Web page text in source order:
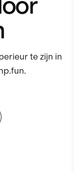
te zijn in